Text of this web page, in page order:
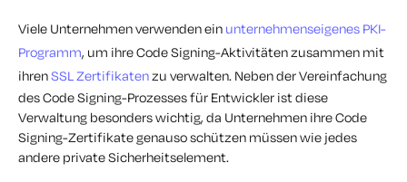
Viele Unternehmen verwenden ein unternehmenseigenes PKI-
Programm, um ihre Code Signing-Aktivitäten zusammen mit
ihrenSSL Zertifikatenzu verwalten. Neben der Vereinfachung
des Code Signing-Prozesses für Entwickler ist diese
Verwaltung besonders wichtig, da Unternehmen ihre Code
Signing-Zertifikate genauso schützen müssen wie jedes
andere private Sicherheitselement.